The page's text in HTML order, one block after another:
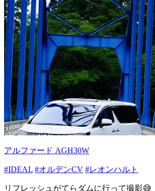
アルファード AGH30W
#IDEAL #オルデンCV #レオンハルト
リフレッシュがてらダムに行って撮影😅